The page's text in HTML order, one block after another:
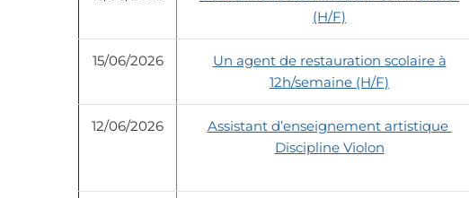
(H/F)
15/06/2026
Un agent de restauration scolaire à
12h/semaine (H/F)
12/06/2026
Assistant d’enseignement artistique
Discipline Violon